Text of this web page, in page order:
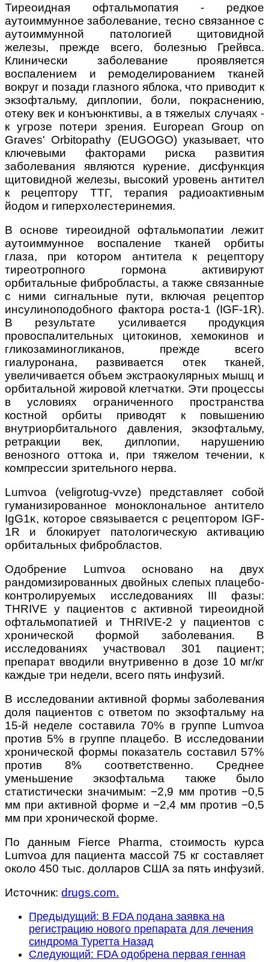
Тиреоидная офтальмопатия - редкое
аутоиммунное заболевание, тесно связанное с
аутоиммунной патологией щитовидной
железы, прежде всего, болезнью Грейвса.
Клинически заболевание проявляется
воспалением и ремоделированием тканей
вокруг и позади глазного яблока, что приводит к
экзофтальму, диплопии, боли, покраснению,
отеку век и конъюнктивы, а в тяжелых случаях -
к угрозе потери зрения. European Group on
Graves' Orbitopathy (EUGOGO) указывает, что
ключевыми факторами риска развития
заболевания являются курение, дисфункция
щитовидной железы, высокий уровень антител
к рецептору ТТГ, терапия радиоактивным
йодом и гиперхолестеринемия.
В основе тиреоидной офтальмопатии лежит
аутоиммунное воспаление тканей орбиты
глаза, при котором антитела к рецептору
тиреотропного гормона активируют
орбитальные фибробласты, а также связанные
с ними сигнальные пути, включая рецептор
инсулиноподобного фактора роста-1 (IGF-1R).
В результате усиливается продукция
провоспалительных цитокинов, хемокинов и
гликозаминогликанов, прежде всего
гиалуронана, развивается отек тканей,
увеличивается объем экстраокулярных мышц и
орбитальной жировой клетчатки. Эти процессы
в условиях ограниченного пространства
костной орбиты приводят к повышению
внутриорбитального давления, экзофтальму,
ретракции век, диплопии, нарушению
венозного оттока и, при тяжелом течении, к
компрессии зрительного нерва.
Lumvoa (veligrotug-vvze) представляет собой
гуманизированное моноклональное антитело
IgG1κ, которое связывается с рецептором IGF-
1R и блокирует патологическую активацию
орбитальных фибробластов.
Одобрение Lumvoa основано на двух
рандомизированных двойных слепых плацебо-
контролируемых исследованиях III фазы:
THRIVE у пациентов с активной тиреоидной
офтальмопатией и THRIVE-2 у пациентов с
хронической формой заболевания. В
исследованиях участвовал 301 пациент;
препарат вводили внутривенно в дозе 10 мг/кг
каждые три недели, всего пять инфузий.
В исследовании активной формы заболевания
доля пациентов с ответом по экзофтальму на
15-й неделе составила 70% в группе Lumvoa
против 5% в группе плацебо. В исследовании
хронической формы показатель составил 57%
против 8% соответственно. Среднее
уменьшение экзофтальма также было
статистически значимым: −2,9 мм против −0,5
мм при активной форме и −2,4 мм против −0,5
мм при хронической форме.
По данным Fierce Pharma, стоимость курса
Lumvoa для пациента массой 75 кг составляет
около 450 тыс. долларов США за пять инфузий.
Источник: drugs.com.
Предыдущий: В FDA подана заявка на
регистрацию нового препарата для лечения
синдрома Туретта Назад
Следующий: FDA одобрена первая генная